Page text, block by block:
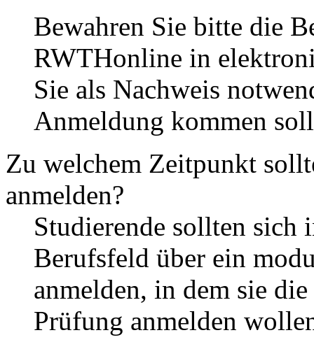
Bewahren Sie bitte die
RWTHonline in
Sie als Nachweis
Anmeldung kommen
Zu welchem Zeitpunkt
anmelden?
Studierende sollten sich
Berufsfeld über ein
anmelden, in dem sie
Prüfung anmelden